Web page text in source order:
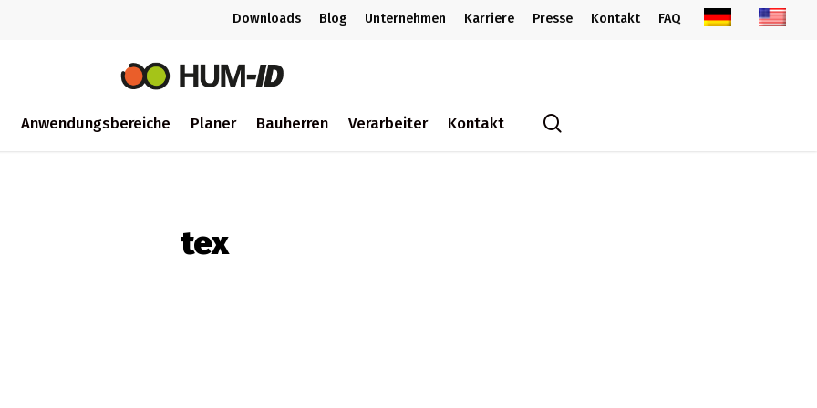
Downloads Blog Unternehmen Karriere Presse Kontakt FAQ
Anwendungsbereiche Planer Bauherren Verarbeiter Kontakt
tex